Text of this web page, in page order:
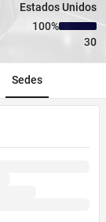
Estados Unidos
100‏%
30
Sedes